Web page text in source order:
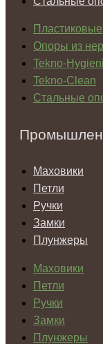
Опоры из
Tekno-
Tekno-Clean
Стальные
Маховики
Петли
Ручки
Замки
Плунжеры
Маховики
Петли
Ручки
Замки
Плунжеры